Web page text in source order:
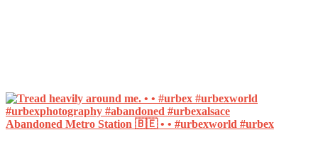
Abandoned Metro Station 🇧🇪 • • #urbexworld #urbex